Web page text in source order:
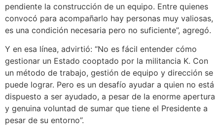
pendiente la construcción de un equipo. Entre quienes
convocó para acompañarlo hay personas muy valiosas,
es una condición necesaria pero no suficiente”, agregó.
Y en esa línea, advirtió: “No es fácil entender cómo
gestionar un Estado cooptado por la militancia K. Con
un método de trabajo, gestión de equipo y dirección se
puede lograr. Pero es un desafío ayudar a quien no está
dispuesto a ser ayudado, a pesar de la enorme apertura
y genuina voluntad de sumar que tiene el Presidente a
pesar de su entorno”.